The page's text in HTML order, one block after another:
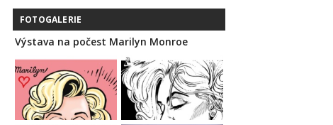
FOTOGALERIE
Výstava na počest Marilyn Monroe